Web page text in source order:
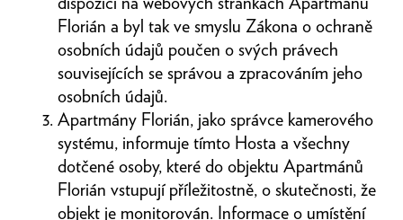
Florián a byl tak ve smyslu Zákona o ochraně
osobních údajů poučen o svých právech
souvisejících se správou a zpracováním jeho
osobních údajů.
Apartmány Florián, jako správce kamerového
systému, informuje tímto Hosta a všechny
dotčené osoby, které do objektu Apartmánů
Florián vstupují příležitostně, o skutečnosti, že
objekt je monitorován. Informace o umístění